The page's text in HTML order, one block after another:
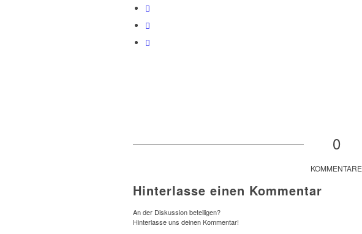
0
KOMMENTARE
Hinterlasse einen Kommentar
An der Diskussion beteiligen?
Hinterlasse uns deinen Kommentar!